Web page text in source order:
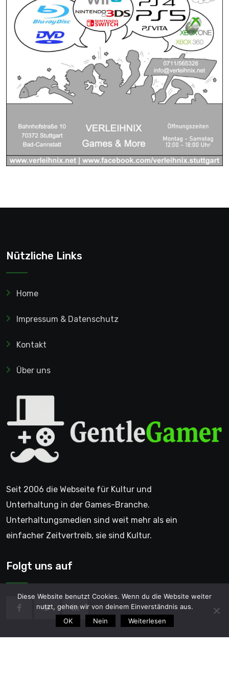
Nützliche Links
Home
Impressum & Datenschutz
Kontakt
Über uns
Seit 2006 die Webseite für Kultur und
Unterhaltung in der Games-Branche.
Unterhaltungsmedien sind weit mehr als ein
einfacher Zeitvertreib, sie sind Kultur.
Folgt uns auf
Diese Website benutzt Cookies. Wenn du die Website weiter
nutzt, gehen wir von deinem Einverständnis aus.
OK
Nein Weiterlesen